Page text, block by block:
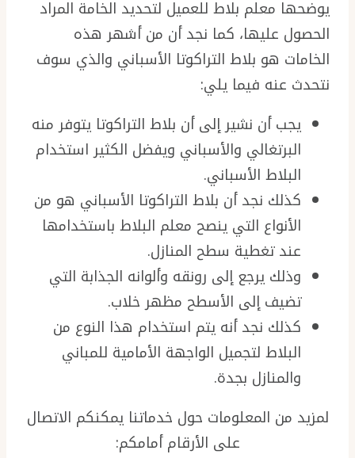
يوضحها معلم بلاط للعميل لتحديد الخامة المراد
الحصول عليها، كما نجد أن من أشهر هذه
الخامات هو بلاط التراكوتا الأسباني والذي سوف
نتحدث عنه فيما يلي:
يجب أن نشير إلى أن بلاط التراكوتا يتوفر منه
البرتغالي والأسباني ويفضل الكثير استخدام
البلاط الأسباني.
كذلك نجد أن بلاط التراكوتا الأسباني هو من
الأنواع التي ينصح معلم البلاط باستخدامها
عند تغطية سطح المنازل.
وذلك يرجع إلى رونقه وألوانه الجذابة التي
تضيف إلى الأسطح مظهر خلاب.
كذلك نجد أنه يتم استخدام هذا النوع من
البلاط لتجميل الواجهة الأمامية للمباني
والمنازل بجدة.
لمزيد من المعلومات حول خدماتنا يمكنكم الاتصال
على الأرقام أمامكم: